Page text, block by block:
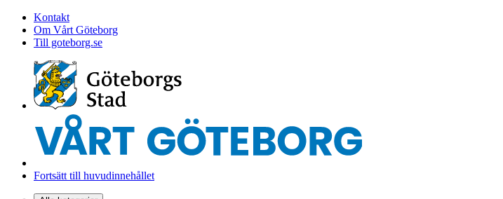
Kontakt
Om Vårt Göteborg
Till goteborg.se
Fortsätt till huvudinnehållet